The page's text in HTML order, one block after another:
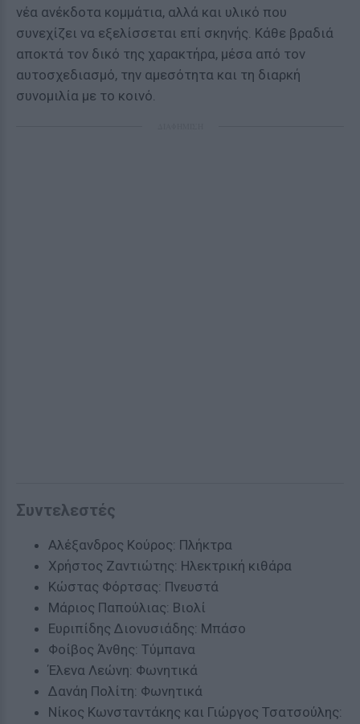
νέα ανέκδοτα κομμάτια, αλλά και υλικό που
συνεχίζει να εξελίσσεται επί σκηνής. Κάθε βραδιά
αποκτά τον δικό της χαρακτήρα, μέσα από τον
αυτοσχεδιασμό, την αμεσότητα και τη διαρκή
συνομιλία με το κοινό.
Συντελεστές
Αλέξανδρος Κούρος: Πλήκτρα
Χρήστος Ζαντιώτης: Ηλεκτρική κιθάρα
Κώστας Φόρτσας: Πνευστά
Μάριος Παπούλιας: Βιολί
Ευριπίδης Διονυσιάδης: Μπάσο
Φοίβος Άνθης: Τύμπανα
Έλενα Λεώνη: Φωνητικά
Δανάη Πολίτη: Φωνητικά
Νίκος Κωνσταντάκης και Γιώργος Τσατσούλης: